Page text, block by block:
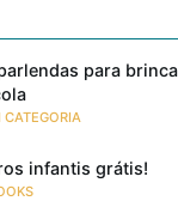
para
CATEGORIA
infantis grátis!